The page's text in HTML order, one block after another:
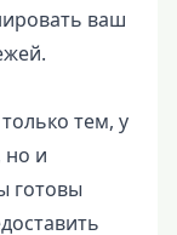
ваш
тем, у
но и
готовы